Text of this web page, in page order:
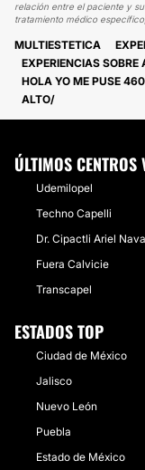
relación entre el paciente y
tratamiento médico
MULTIESTETICA
EXPERIENCIAS
HOLA YO ME PUSE
ALTO
ÚLTIMOS CENTROS
Udemilopel
Techno Capelli
Dr. Cipactli Ariel
Fuera Calvicie
Transcapel
ESTADOS TOP
Ciudad de México
Jalisco
Nuevo León
Puebla
Estado de México